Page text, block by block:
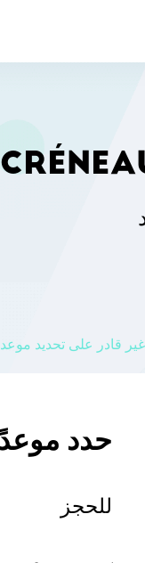
غير قادر على تحديد موعد
حدد
للحجز